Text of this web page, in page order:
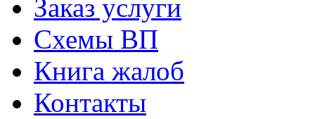
Заказ услуги
Cхемы ВП
Книга жалоб
Контакты